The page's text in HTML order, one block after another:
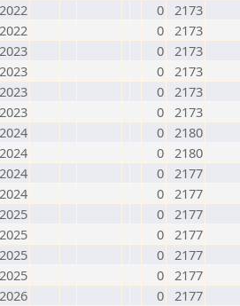
0 2173
0 2173
0 2173
0 2173
0 2173
0 2173
0 2180
0 2180
0 2177
0 2177
0 2177
0 2177
0 2177
0 2177
0 2177